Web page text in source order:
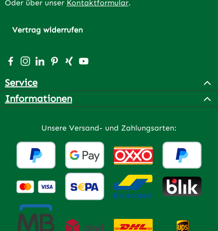
Oder über unser Kontaktformular.
Vertrag widerrufen
Besuche uns auf Facebook – öffnet in neuem Tab
Schau auf Instagram vorbei – öffnet in neuem Tab
Vernetze dich mit uns auf LinkedIn – öffnet in
Lass dich auf Pinterest inspirieren – öffnet
Vernetze dich mit uns auf Xing – öffnet
Sieh dir unsere Videos auf YouTube
Service
Informationen
Unsere Versand- und Zahlungsarten: